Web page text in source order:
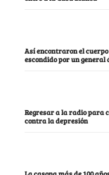
Así encontraron el cuerpo
escondido por un general
Regresar a la radio para
contra la depresión